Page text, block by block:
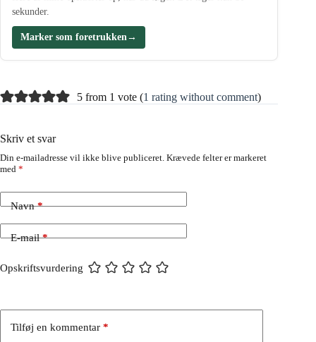
sekunder.
Marker som foretrukken→
5 from 1 vote (1 rating without comment)
Skriv et svar
Din e-mailadresse vil ikke blive publiceret. Krævede felter er markeret
med *
Navn*
E-mail*
Opskriftsvurdering
Tilføj en kommentar *